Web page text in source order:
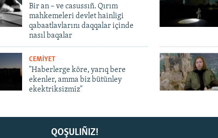
Bir an – ve casussıñ. Qırım
mahkemeleri devlet hainligi
qabaatlavlarını daqqalar içinde
nasıl baqalar
CEMİYET
"Haberlerge köre, yarıq bere
ekenler, amma biz bütünley
ekektriksizmiz"
QOŞULIÑIZ!